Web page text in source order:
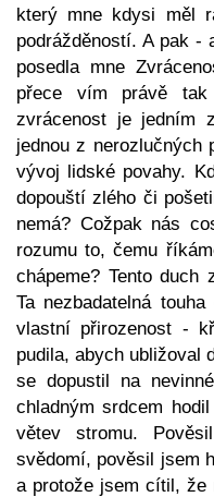
který mne kdysi měl
podrážděností. A pak -
posedla mne
přece vím právě
zvrácenost je jedním
jednou z
vývoj lidské povahy.
dopouští zlého či
nemá? Cožpak nás
rozumu to, čemu
chápeme? Tento
Ta nezbadatelná
vlastní přirozenost -
pudila, abych ubližoval
se dopustil na
chladným srdcem
větev stromu.
svědomí, pověsil jsem
a protože jsem cítil, že